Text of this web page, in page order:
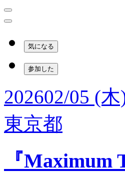
気になる
参加した
202602/05 (木
東京都
『Maximum